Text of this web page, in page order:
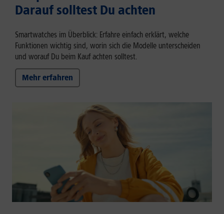
Darauf solltest Du achten
Smartwatches im Überblick: Erfahre einfach erklärt, welche
Funktionen wichtig sind, worin sich die Modelle unterscheiden
und worauf Du beim Kauf achten solltest.
Mehr erfahren